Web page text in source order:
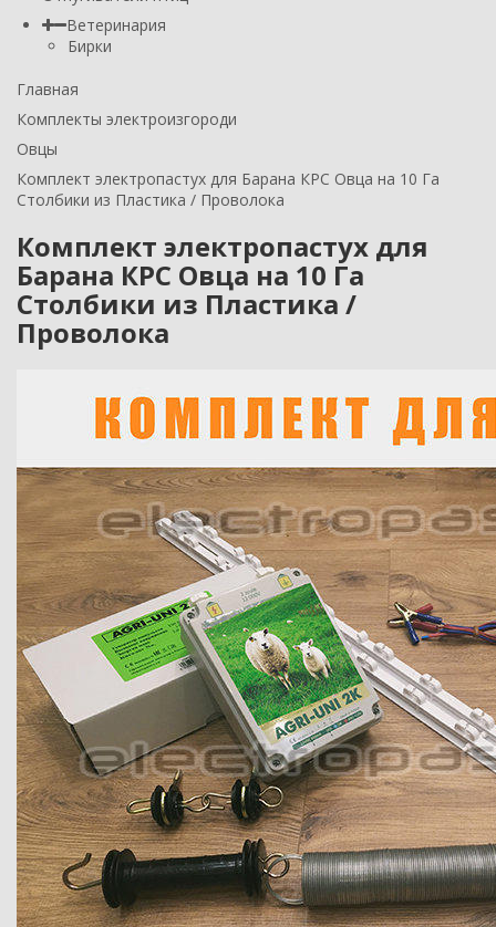
Ветеринария
Бирки
Главная
Комплекты электроизгороди
Овцы
Комплект электропастух для Барана КРС Овца на 10 Га
Столбики из Пластика / Проволока
Комплект электропастух для
Барана КРС Овца на 10 Га
Столбики из Пластика /
Проволока